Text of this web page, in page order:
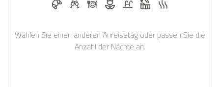
Wählen Sie einen anderen Anreisetag oder passen Sie die
Anzahl der Nächte an.